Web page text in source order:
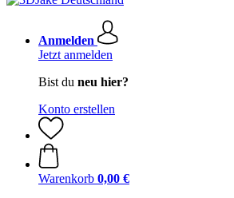
Anmelden
Jetzt anmelden
Bist du neu hier?
Konto erstellen
Warenkorb 0,00 €